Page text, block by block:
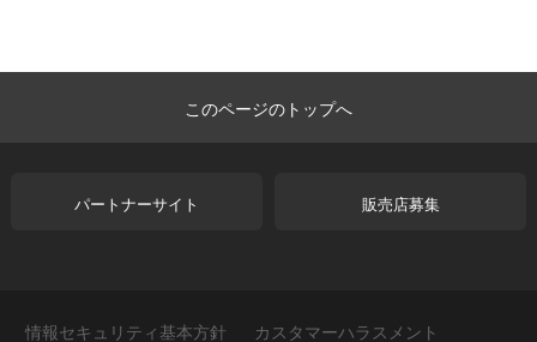
このページのトップへ
パートナーサイト 販売店募集
情報セキュリティ基本方針 カスタマーハラスメント